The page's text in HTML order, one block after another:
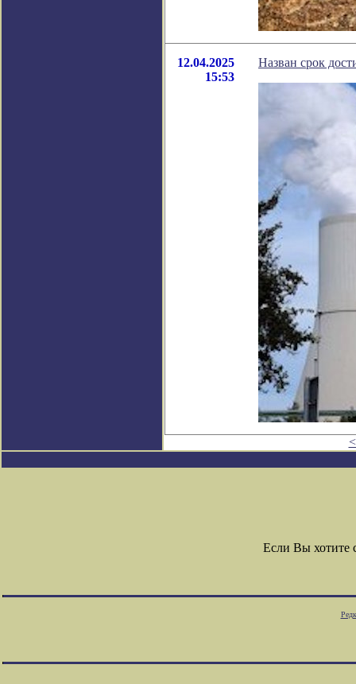
12.04.2025
15:53
Назван срок
Если Вы хотите